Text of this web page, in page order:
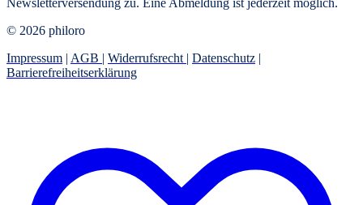
Newsletterversendung zu. Eine Abmeldung ist jederzeit möglich.
© 2026 philoro
Impressum | AGB | Widerrufsrecht | Datenschutz |
Barrierefreiheitserklärung